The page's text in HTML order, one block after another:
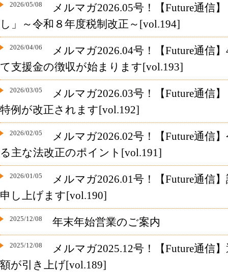
2026/05/08
メルマガ2026.05号！【Future通信
し」～令和８年度税制改正～[vol.194]
2026/04/06
メルマガ2026.04号！【Future通信
て支援金の徴収が始まります[vol.193]
2026/03/05
メルマガ2026.03号！【Future通信
特例が改正されます[vol.192]
2026/02/05
メルマガ2026.02号！【Future通信
る主な法改正のポイント[vol.191]
2026/01/05
メルマガ2026.01号！【Future通信
申し上げます[vol.190]
2025/12/08 年末年始営業のご案内
2025/12/08
メルマガ2025.12号！【Future通信
額が引き上げ[vol.189]